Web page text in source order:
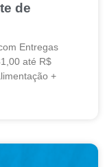
de
Entregas
até R$
+